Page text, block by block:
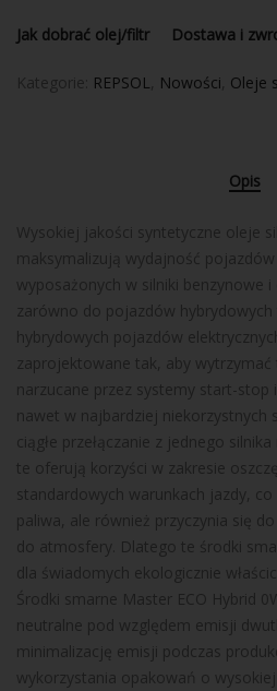
Jak dobrać olej/filtr Dostawa i
Kategorie: REPSOL Nowości Oleje
Opis
Wysokiej jakości syntetyczne oleje
maksymalizują wydajność
wyposażonych w silniki benzynowe
zarówno do pojazdów hybrydowych
hybrydowych pojazdów
zaprojektowane tak, aby wytrzymać
narzucane przez systemy start-stop
nawet w najbardziej niekorzystnych
ciągłe przełączanie z jednego
te oferują korzyści w zakresie
standardowych warunkach jazdy,
paliwa, ale również przyczynia się do
do atmosfery. Dlatego te środki
dla świadomych ekologicznie
Środki smarne Master ECO Hybrid
neutralne pod względem emisji
minimalizację emisji podczas
wykorzystania opakowań o